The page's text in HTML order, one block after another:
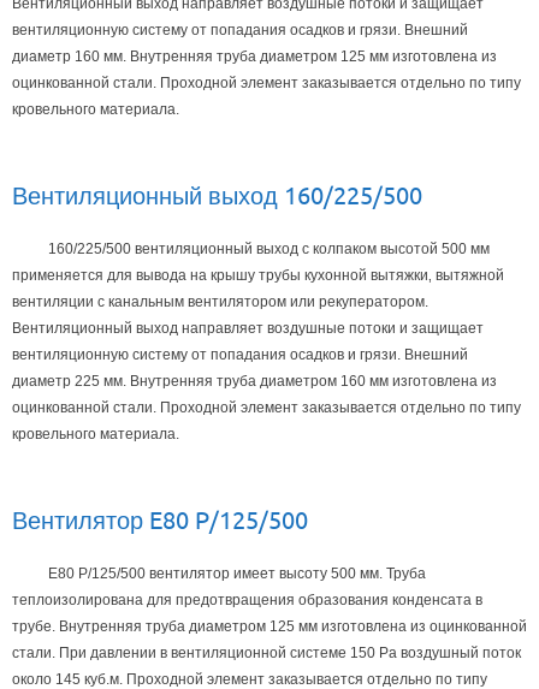
вентиляционную систему от попадания осадков и грязи. Внешний
диаметр 160 мм. Внутренняя труба диаметром 125 мм изготовлена из
оцинкованной стали. Проходной элемент заказывается отдельно по типу
кровельного материала.
Вентиляционный выход 160/225/500
160/225/500 вентиляционный выход с колпаком высотой 500 мм
применяется для вывода на крышу трубы кухонной вытяжки‚ вытяжной
вентиляции с канальным вентилятором или рекуператором.
Вентиляционный выход направляет воздушные потоки и защищает
вентиляционную систему от попадания осадков и грязи. Внешний
диаметр 225 мм. Внутренняя труба диаметром 160 мм изготовлена из
оцинкованной стали. Проходной элемент заказывается отдельно по типу
кровельного материала.
Вентилятор E80 P/125/500
E80 P/125/500 вентилятор имеет высоту 500 мм. Труба
теплоизолирована для предотвращения образования конденсата в
трубе. Внутренняя труба диаметром 125 мм изготовлена из оцинкованной
стали. При давлении в вентиляционной системе 150 Ра воздушный поток
около 145 куб.м. Проходной элемент заказывается отдельно по типу